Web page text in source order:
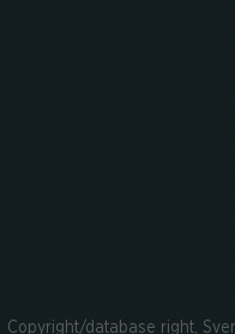
Copyright/database right,